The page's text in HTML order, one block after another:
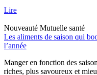
Lire
Nouveauté Mutuelle santé
Les aliments de saison qui
l’année
Manger en fonction des
riches, plus savoureux et